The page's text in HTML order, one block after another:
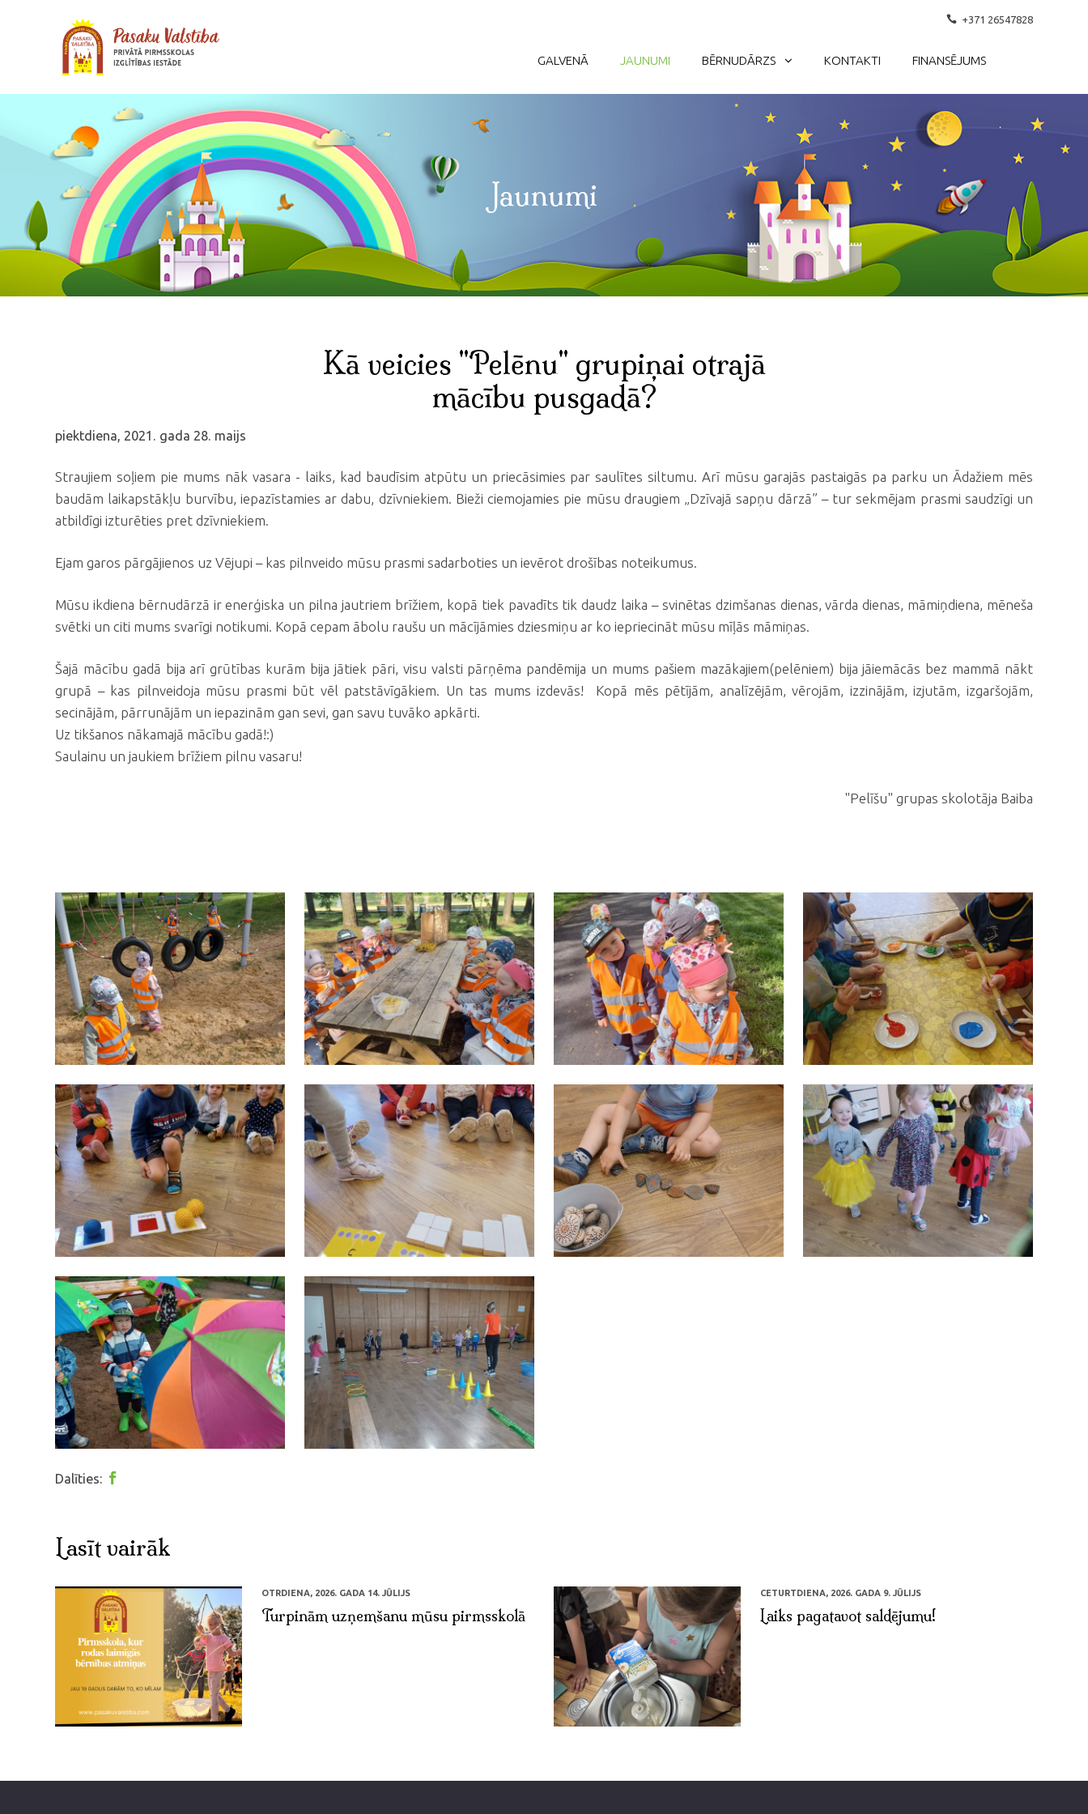
+371 26547828
GALVENĀ JAUNUMI BĒRNUDĀRZS KONTAKTI FINANSĒJUMS
Jaunumi
Kā veicies "Pelēnu" grupiņai otrajā
mācību pusgadā?
piektdiena, 2021. gada 28. maijs
Straujiem soļiem pie mums nāk vasara - laiks, kad baudīsim atpūtu un priecāsimies par saulītes siltumu. Arī mūsu garajās pastaigās pa parku un Ādažiem mēs
baudām laikapstākļu burvību, iepazīstamies ar dabu, dzīvniekiem. Bieži ciemojamies pie mūsu draugiem „Dzīvajā sapņu dārzā” – tur sekmējam prasmi saudzīgi un
atbildīgi izturēties pret dzīvniekiem.
Ejam garos pārgājienos uz Vējupi – kas pilnveido mūsu prasmi sadarboties un ievērot drošības noteikumus.
Mūsu ikdiena bērnudārzā ir enerģiska un pilna jautriem brīžiem, kopā tiek pavadīts tik daudz laika – svinētas dzimšanas dienas, vārda dienas, māmiņdiena, mēneša
svētki un citi mums svarīgi notikumi. Kopā cepam ābolu raušu un mācījāmies dziesmiņu ar ko iepriecināt mūsu mīļās māmiņas.
Šajā mācību gadā bija arī grūtības kurām bija jātiek pāri, visu valsti pārņēma pandēmija un mums pašiem mazākajiem(pelēniem) bija jāiemācās bez mammā nākt
grupā – kas pilnveidoja mūsu prasmi būt vēl patstāvīgākiem. Un tas mums izdevās! Kopā mēs pētījām, analīzējām, vērojām, izzinājām, izjutām, izgaršojām,
secinājām, pārrunājām un iepazinām gan sevi, gan savu tuvāko apkārti.
Uz tikšanos nākamajā mācību gadā!:)
Saulainu un jaukiem brīžiem pilnu vasaru!
"Pelīšu" grupas skolotāja Baiba
Dalīties:
Lasīt vairāk
OTRDIENA, 2026. GADA 14. JŪLIJS
Turpinām uzņemšanu mūsu pirmsskolā
CETURTDIENA, 2026. GADA 9. JŪLIJS
Laiks pagatavot saldējumu!